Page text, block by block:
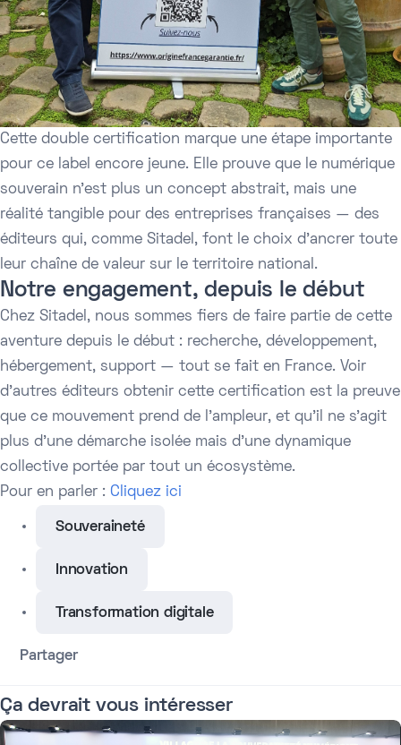
Cette double certification marque une étape importante
pour ce label encore jeune. Elle prouve que le numérique
souverain n'est plus un concept abstrait, mais une
réalité tangible pour des entreprises françaises — des
éditeurs qui, comme Sitadel, font le choix d'ancrer toute
leur chaîne de valeur sur le territoire national.
Notre engagement, depuis le début
Chez Sitadel, nous sommes fiers de faire partie de cette
aventure depuis le début : recherche, développement,
hébergement, support — tout se fait en France. Voir
d'autres éditeurs obtenir cette certification est la preuve
que ce mouvement prend de l'ampleur, et qu'il ne s'agit
plus d'une démarche isolée mais d'une dynamique
collective portée par tout un écosystème.
Pour en parler : Cliquez ici
Souveraineté
Innovation
Transformation digitale
Partager
Ça devrait vous intéresser